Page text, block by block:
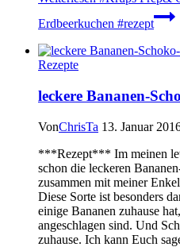
Erdbeerkuchen #rezept
Rezepte
leckere Bananen-
VonChrisTa 13. Januar
***Rezept*** Im meinen
schon die leckeren
zusammen mit meiner
Diese Sorte ist besonders
einige Bananen zuhause
angeschlagen sind. Und
zuhause. Ich kann Euch